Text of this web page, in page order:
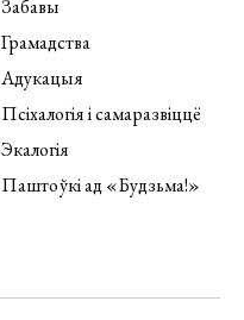
Забавы
Грамадства
Адукацыя
Псіхалогія і самаразвіццё
Экалогія
Паштоўкі ад «Будзьма!»